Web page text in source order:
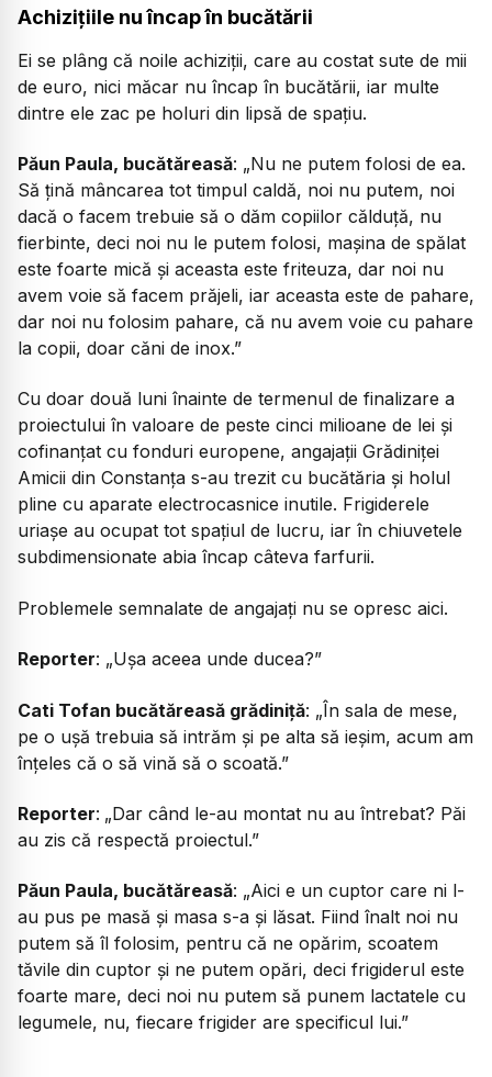
Achizițiile nu încap în bucătării
Ei se plâng că noile achiziții, care au costat sute de mii
de euro, nici măcar nu încap în bucătării, iar multe
dintre ele zac pe holuri din lipsă de spațiu.
Păun Paula, bucătăreasă: „Nu ne putem folosi de ea.
Să țină mâncarea tot timpul caldă, noi nu putem, noi
dacă o facem trebuie să o dăm copiilor călduță, nu
fierbinte, deci noi nu le putem folosi, mașina de spălat
este foarte mică și aceasta este friteuza, dar noi nu
avem voie să facem prăjeli, iar aceasta este de pahare,
dar noi nu folosim pahare, că nu avem voie cu pahare
la copii, doar căni de inox.”
Cu doar două luni înainte de termenul de finalizare a
proiectului în valoare de peste cinci milioane de lei și
cofinanțat cu fonduri europene, angajații Grădiniței
Amicii din Constanța s-au trezit cu bucătăria și holul
pline cu aparate electrocasnice inutile. Frigiderele
uriașe au ocupat tot spațiul de lucru, iar în chiuvetele
subdimensionate abia încap câteva farfurii.
Problemele semnalate de angajați nu se opresc aici.
Reporter: „Ușa aceea unde ducea?”
Cati Tofan bucătăreasă grădiniță: „În sala de mese,
pe o ușă trebuia să intrăm și pe alta să ieșim, acum am
înțeles că o să vină să o scoată.”
Reporter: „Dar când le-au montat nu au întrebat? Păi
au zis că respectă proiectul.”
Păun Paula, bucătăreasă: „Aici e un cuptor care ni l-
au pus pe masă și masa s-a și lăsat. Fiind înalt noi nu
putem să îl folosim, pentru că ne opărim, scoatem
tăvile din cuptor și ne putem opări, deci frigiderul este
foarte mare, deci noi nu putem să punem lactatele cu
legumele, nu, fiecare frigider are specificul lui.”